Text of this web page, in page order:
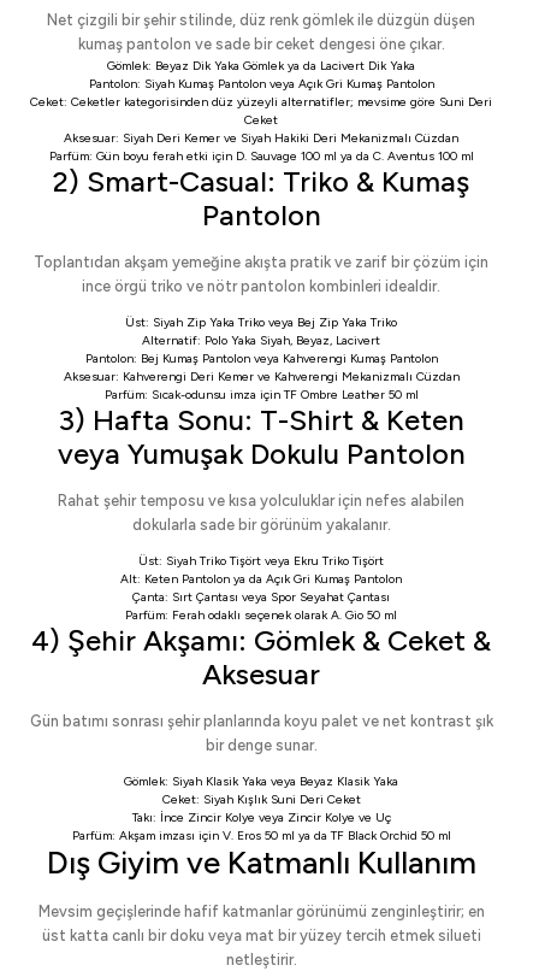
Net çizgili bir şehir stilinde, düz renk gömlek ile düzgün düşen
kumaş pantolon ve sade bir ceket dengesi öne çıkar.
Gömlek: Beyaz Dik Yaka Gömlek ya da Lacivert Dik Yaka
Pantolon: Siyah Kumaş Pantolonveya Açık Gri Kumaş Pantolon
Ceket: Ceketler kategorisinden düz yüzeyli alternatifler; mevsime göre Suni Deri
Ceket
Aksesuar: Siyah Deri Kemer ve Siyah Hakiki Deri Mekanizmalı Cüzdan
Parfüm: Gün boyu ferah etki için D. Sauvage 100 ml ya da C. Aventus 100 ml
2) Smart-Casual: Triko & Kumaş
Pantolon
Toplantıdan akşam yemeğine akışta pratik ve zarif bir çözüm için
ince örgü triko ve nötr pantolon kombinleri idealdir.
Üst: Siyah Zip Yaka Triko veya Bej Zip Yaka Triko
Alternatif: Polo Yaka Siyah, Beyaz, Lacivert
Pantolon: Bej Kumaş Pantolonveya Kahverengi Kumaş Pantolon
Aksesuar: Kahverengi Deri Kemerve Kahverengi Mekanizmalı Cüzdan
Parfüm: Sıcak-odunsu imza içinTF Ombre Leather 50 ml
3) Hafta Sonu: T-Shirt & Keten
veya Yumuşak Dokulu Pantolon
Rahat şehir temposu ve kısa yolculuklar için nefes alabilen
dokularla sade bir görünüm yakalanır.
Üst: Siyah Triko Tişört veya Ekru Triko Tişört
Alt: Keten Pantolon ya da Açık Gri Kumaş Pantolon
Çanta: Sırt Çantası veya Spor Seyahat Çantası
Parfüm: Ferah odaklı seçenek olarak A. Gio 50 ml
4) Şehir Akşamı: Gömlek & Ceket &
Aksesuar
Gün batımı sonrası şehir planlarında koyu palet ve net kontrast şık
bir denge sunar.
Gömlek: Siyah Klasik Yaka veya Beyaz Klasik Yaka
Ceket: Siyah Kışlık Suni Deri Ceket
Takı: İnce Zincir Kolye veya Zincir Kolye ve Uç
Parfüm: Akşam imzası için V. Eros 50 ml ya daTF Black Orchid 50 ml
Dış Giyim ve Katmanlı Kullanım
Mevsim geçişlerinde hafif katmanlar görünümü zenginleştirir; en
üst katta canlı bir doku veya mat bir yüzey tercih etmek silueti
netleştirir.